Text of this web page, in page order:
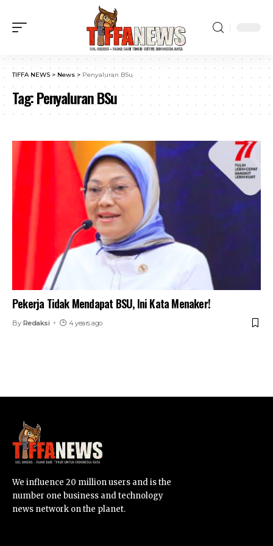
TIFFA NEWS > News > Penyaluran BSu
Tag:Penyaluran BSu
Pekerja Tidak Mendapat BSU, Ini Kata Menaker!
By Redaksi 4 years ago
We influence 20 million users and is the
number one business and technology
news network on the planet.